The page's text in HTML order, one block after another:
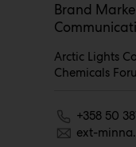
Brand
Arctic Lights
Chemicals
+358 50
ext-